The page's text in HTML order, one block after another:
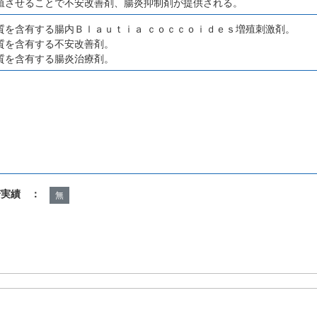
させることで不安改善剤、腸炎抑制剤が提供される。
を含有する腸内Ｂｌａｕｔｉａ ｃｏｃｃｏｉｄｅｓ増殖刺激剤。
含有する不安改善剤。
含有する腸炎治療剤。
実績 ： 無